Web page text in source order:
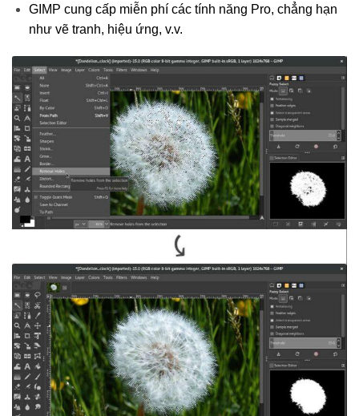
GIMP cung cấp miễn phí các tính năng Pro, chẳng hạn
như vẽ tranh, hiệu ứng, v.v.